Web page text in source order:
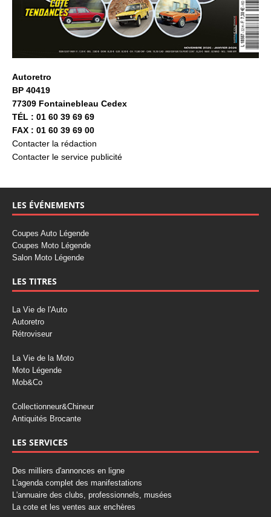
Autoretro
BP 40419
77309 Fontainebleau Cedex
TÉL : 01 60 39 69 69
FAX : 01 60 39 69 00
Contacter la rédaction
Contacter le service publicité
LES ÉVÉNEMENTS
Coupes Auto Légende
Coupes Moto Légende
Salon Moto Légende
LES TITRES
La Vie de l'Auto
Autoretro
Rétroviseur
La Vie de la Moto
Moto Légende
Mob&Co
Collectionneur&Chineur
Antiquités Brocante
LES SERVICES
Des milliers d'annonces en ligne
L'agenda complet des manifestations
L'annuaire des clubs, professionnels, musées
La cote et les ventes aux enchères